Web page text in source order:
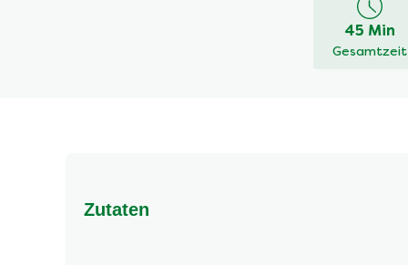
dieses
recipe
45 Min
Gesamtzeit
Zutaten